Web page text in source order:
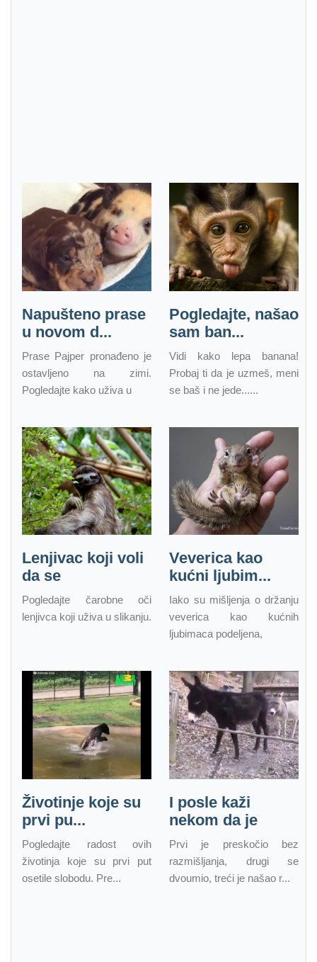
Napušteno prase
u novom d...
Prase Pajper pronađeno je
ostavljeno na zimi.
Pogledajte kako uživa u
Pogledajte, našao
sam ban...
Vidi kako lepa banana!
Probaj ti da je uzmeš, meni
se baš i ne jede......
Lenjivac koji voli
da se
Pogledajte čarobne oči
lenjivca koji uživa u slikanju.
Veverica kao
kućni ljubim...
Iako su mišljenja o držanju
veverica kao kućnih
ljubimaca podeljena,
Životinje koje su
prvi pu...
Pogledajte radost ovih
životinja koje su prvi put
osetile slobodu. Pre...
I posle kaži
nekom da je
Prvi je preskočio bez
razmišljanja, drugi se
dvoumio, treći je našao r...